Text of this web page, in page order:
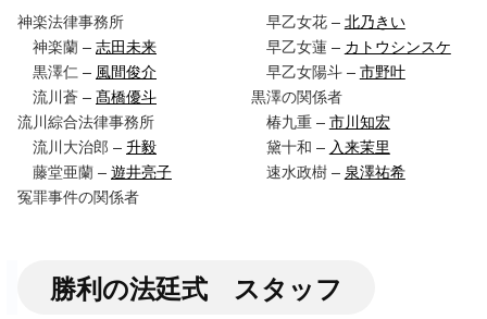
神楽法律事務所
神楽蘭 –志田未来
黒澤仁 – 風間俊介
流川蒼 –髙橋優斗
流川綜合法律事務所
流川大治郎 –升毅
藤堂亜蘭 –遊井亮子
冤罪事件の関係者
早乙女花 –北乃きい
早乙女蓮 – カトウシンスケ
早乙女陽斗 –市野叶
黒澤の関係者
椿九重 –市川知宏
黛十和 – 入来茉里
速水政樹 – 泉澤祐希
勝利の法廷式 スタッフ